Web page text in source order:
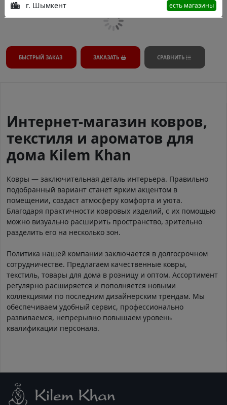
г. Шымкент есть магазины
БЫСТРЫЙ ЗАКАЗ ЗАКАЗАТЬ СРАВНИТЬ
Интернет-магазин ковров,
текстиля и ароматов для
дома Kilem Khan
Ковры — заключительная деталь интерьера. Правильно
подобранный вариант станет ярким акцентом в
помещении, создаст атмосферу комфорта и уюта.
Благодаря практичности ковровых изделий, с их помощью
можно визуально расширить пространство, зрительно
разделить его на несколько зон.
Политика нашей компании заключается в долгосрочном
сотрудничестве. Предлагаем качественные ковры,
текстиль, товары для дома в розницу и оптом. Ассортимент
регулярно расширяется и пополняется новыми
коллекциями по последним дизайнерским трендам. Мы
обеспечиваем удобный сервис, профессионально
развиваемся, непрерывно повышаем уровень
квалификации персонала.